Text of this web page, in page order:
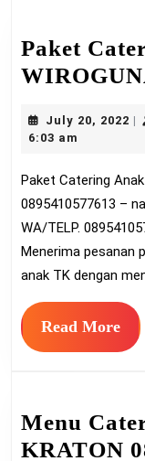
Paket
July 20, 2022
6:03 am
Paket Catering Anak Sekolah Di WIROGUNAN
0895410577613 –
WA/TELP.
Menerima pesanan
anak TK dengan
Read More
Menu
KRATON